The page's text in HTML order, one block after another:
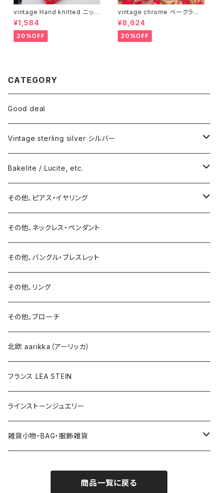
vintage Hand knitted ニット
ソックス
¥1,584
20%OFF
vintage chrome ベークライト
ハンドルロングトレー
¥8,624
20%OFF
CATEGORY
Good deal
Vintage sterling silver シルバー
ネックレス
バングル・ブレスレット
リング
15号以上
ピアス
イヤリング
ブローチ
その他
Bakelite / Lucite, etc.
ピアス・イヤリング
リング
バングル・ブレスレット
ブローチ
ネックレス
その他、ピアス・イヤリング
ピアス
イヤリング
その他、ネックレス・ペンダント
その他、バングル・ブレスレット
その他、リング
その他、ブローチ
北欧 aarikka（アーリッカ）
フランス LEA STEIN
ラインストーンジュエリー
雑貨小物・BAG・服飾雑貨
商品一覧に戻る